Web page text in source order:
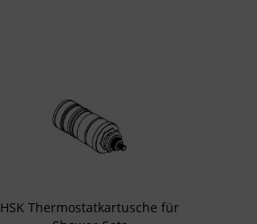
HSK Thermostatkartusche für
Verwendung genauer Standortdaten
Endgeräteeigenschaften zur Identifikation aktiv